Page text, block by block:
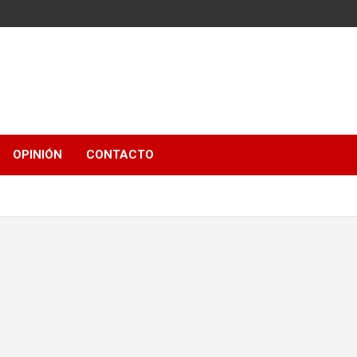
OPINIÓN CONTACTO